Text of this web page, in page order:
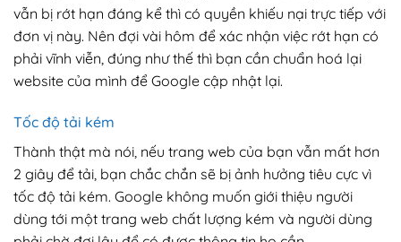
vẫn bị rớt hạn đáng kể thì có quyền khiếu nại trực tiếp với
đơn vị này. Nên đợi vài hôm để xác nhận việc rớt hạn có
phải vĩnh viễn, đúng như thế thì bạn cần chuẩn hoá lại
website của mình để Google cập nhật lại.
Tốc độ tải kém
Thành thật mà nói, nếu trang web của bạn vẫn mất hơn
2 giây để tải, bạn chắc chắn sẽ bị ảnh hưởng tiêu cực vì
tốc độ tải kém. Google không muốn giới thiệu người
dùng tới một trang web chất lượng kém và người dùng